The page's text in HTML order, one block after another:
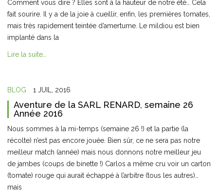
Comment vous dire ? Elles sont à la hauteur de notre été… Cela
fait sourire. Il y a de la joie à cueillir, enfin, les premières tomates,
mais très rapidement teintée d’amertume. Le mildiou est bien
implanté dans la
Lire la suite…
BLOG 1 JUIL, 2016
Aventure de la SARL RENARD, semaine 26
Année 2016
Nous sommes à la mi-temps (semaine 26 !) et la partie (la
récolte) n’est pas encore jouée. Bien sûr, ce ne sera pas notre
meilleur match (année) mais nous donnons notre meilleur jeu
de jambes (coups de binette !) Carlos a même cru voir un carton
(tomate) rouge qui aurait échappé à l’arbitre (tous les autres)…
mais